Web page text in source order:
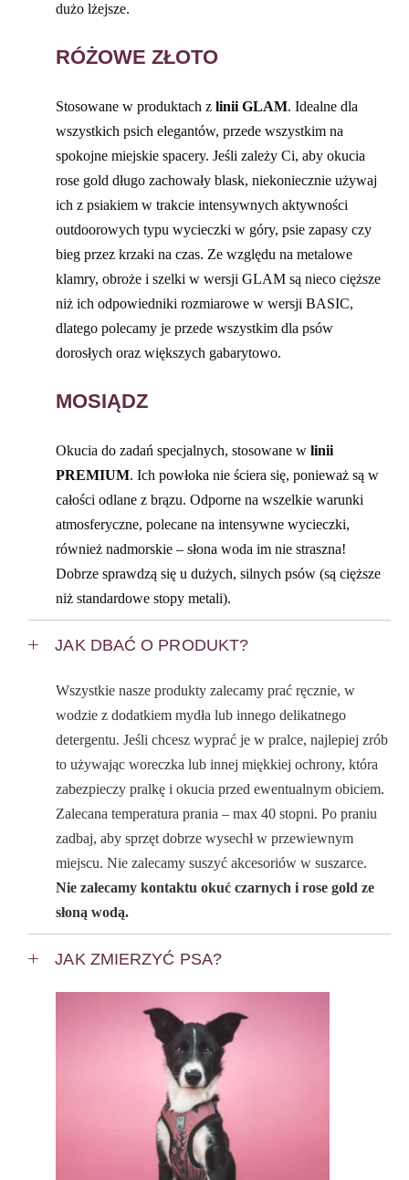
dużo lżejsze.
RÓŻOWE ZŁOTO
Stosowane w produktach zlinii GLAM. Idealne dla
wszystkich psich elegantów, przede wszystkim na
spokojne miejskie spacery. Jeśli zależy Ci, aby okucia
rose gold długo zachowały blask, niekoniecznie używaj
ich z psiakiem w trakcie intensywnych aktywności
outdoorowych typu wycieczki w góry, psie zapasy czy
bieg przez krzaki na czas. Ze względu na metalowe
klamry, obroże i szelki w wersji GLAM są nieco cięższe
niż ich odpowiedniki rozmiarowe w wersji BASIC,
dlatego polecamy je przede wszystkim dla psów
dorosłych oraz większych gabarytowo.
MOSIĄDZ
Okucia do zadań specjalnych, stosowane w linii
PREMIUM. Ich powłoka nie ściera się, ponieważ są w
całości odlane z brązu. Odporne na wszelkie warunki
atmosferyczne, polecane na intensywne wycieczki,
również nadmorskie – słona woda im nie straszna!
Dobrze sprawdzą się u dużych, silnych psów (są cięższe
niż standardowe stopy metali).
JAK DBAĆ O PRODUKT?
Wszystkie nasze produkty zalecamy prać ręcznie, w
wodzie z dodatkiem mydła lub innego delikatnego
detergentu. Jeśli chcesz wyprać je w pralce, najlepiej zrób
to używając woreczka lub innej miękkiej ochrony, która
zabezpieczy pralkę i okucia przed ewentualnym obiciem.
Zalecana temperatura prania – max 40 stopni. Po praniu
zadbaj, aby sprzęt dobrze wysechł w przewiewnym
miejscu. Nie zalecamy suszyć akcesoriów w suszarce.
Nie zalecamy kontaktu okuć czarnych i rose gold ze
słoną wodą.
JAK ZMIERZYĆ PSA?